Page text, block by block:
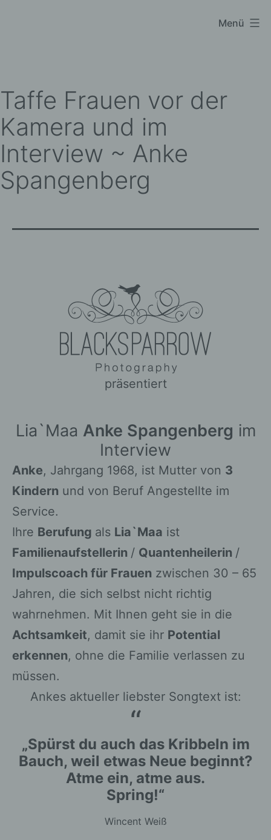
Menü
Taffe Frauen vor der
Kamera und im
Interview ~ Anke
Spangenberg
präsentiert
Lia`Maa Anke Spangenberg im
Interview
Anke, Jahrgang 1968, ist Mutter von 3
Kindern und von Beruf Angestellte im
Service.
Ihre Berufung als Lia`Maa ist
Familienaufstellerin / Quantenheilerin /
Impulscoach für Frauen zwischen 30 – 65
Jahren, die sich selbst nicht richtig
wahrnehmen. Mit Ihnen geht sie in die
Achtsamkeit, damit sie ihr Potential
erkennen, ohne die Familie verlassen zu
müssen.
Ankes aktueller liebster Songtext ist:
„Spürst du auch das Kribbeln im
Bauch, weil etwas Neue beginnt?
Atme ein, atme aus.
Spring!“
Wincent Weiß